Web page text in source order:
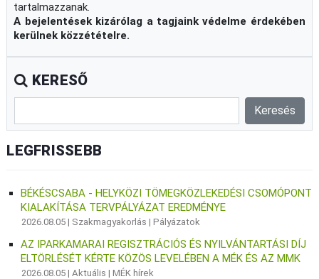
tartalmazzanak.
A bejelentések kizárólag a tagjaink védelme érdekében
kerülnek közzétételre.
KERESŐ
LEGFRISSEBB
BÉKÉSCSABA - HELYKÖZI TÖMEGKÖZLEKEDÉSI CSOMÓPONT
KIALAKÍTÁSA TERVPÁLYÁZAT EREDMÉNYE
2026.08.05 | Szakmagyakorlás |Pályázatok
AZ IPARKAMARAI REGISZTRÁCIÓS ÉS NYILVÁNTARTÁSI DÍJ
ELTÖRLÉSÉT KÉRTE KÖZÖS LEVELÉBEN A MÉK ÉS AZ MMK
2026.08.05 |Aktuális |MÉK hírek